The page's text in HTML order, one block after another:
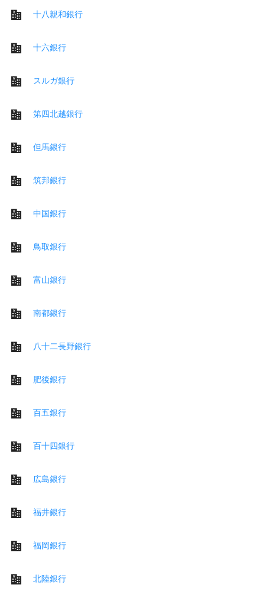
十八親和銀行
十六銀行
スルガ銀行
第四北越銀行
但馬銀行
筑邦銀行
中国銀行
鳥取銀行
富山銀行
南都銀行
八十二長野銀行
肥後銀行
百五銀行
百十四銀行
広島銀行
福井銀行
福岡銀行
北陸銀行